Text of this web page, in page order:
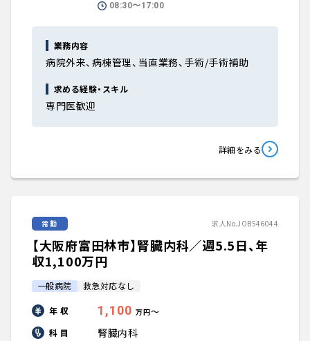
08:30〜17:00
業務内容
病院外来、病棟管理、当直業務、手術/手術補助
求める経験・スキル
専門医歓迎
詳細をみる
常勤 求人No.JOB546044
【大阪府富田林市】腎臓内科／週5.5日、年
収1,100万円
一般病院 救急対応なし
年 収 1,100 万円〜
科 目
腎臓内科